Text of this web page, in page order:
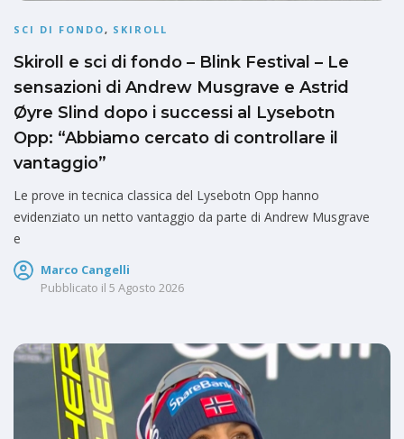
SCI DI FONDO, SKIROLL
Skiroll e sci di fondo – Blink Festival – Le
sensazioni di Andrew Musgrave e Astrid
Øyre Slind dopo i successi al Lysebotn
Opp: “Abbiamo cercato di controllare il
vantaggio”
Le prove in tecnica classica del Lysebotn Opp hanno
evidenziato un netto vantaggio da parte di Andrew Musgrave
e
Marco Cangelli
Pubblicato il 5 Agosto 2026